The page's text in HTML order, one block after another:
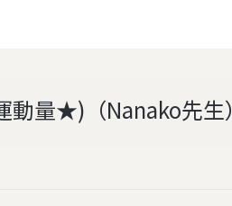
動量★)（Nanako先生）